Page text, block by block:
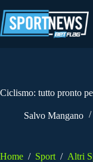
al
contenuto
Ciclismo: tutto pronto
Salvo Mangano
Home / Sport / Altri